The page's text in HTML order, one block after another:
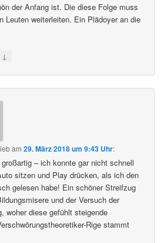
der Anfang ist. Die diese Folge muss
Leuten weiterleiten. Ein Plädoyer an die
↓
am29. März 2018 um 9:43 Uhr:
– ich konnte gar nicht schnell
sitzen und Play drücken, als ich den
gelesen habe! Ein schöner Streifzug
und der Versuch der
woher diese gefühlt steigende
Rige stammt